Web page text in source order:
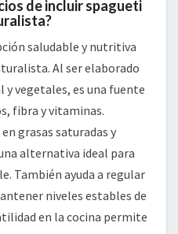
de incluir spagueti
saludable y nutritiva
Al ser elaborado
vegetales, es una fuente
fibra y vitaminas.
grasas saturadas y
alternativa ideal para
También ayuda a regular
niveles estables de
en la cocina permite